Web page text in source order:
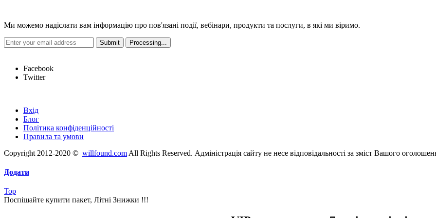
Ми можемо надіслати вам інформацію про пов'язані події, вебінари, продукти та послуги, в які ми віримо.
Facebook
Twitter
Вхід
Блог
Політика конфіденційності
Правила та умови
Copyright 2012-2020 © willfound.com All Rights Reserved. Адміністрація сайту не несе відповідальності за зміст Вашого
Додати
Top
Поспішайте купити пакет, Літні Знижки !!!